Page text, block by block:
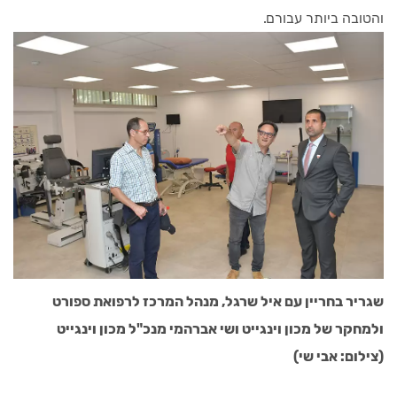
והטובה ביותר עבורם.
שגריר בחריין עם איל שרגל, מנהל המרכז לרפואת ספורט
ולמחקר של מכון וינגייט ושי אברהמי מנכ"ל מכון וינגייט
(צילום: אבי שי)